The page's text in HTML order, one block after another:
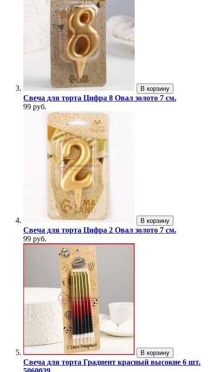
В корзину
Свеча для торта Цифра 8 Овал золото 7 см.
99 руб.
В корзину
Свеча для торта Цифра 2 Овал золото 7 см.
99 руб.
В корзину
Свеча для торта Градиент красный высокие 6 шт.